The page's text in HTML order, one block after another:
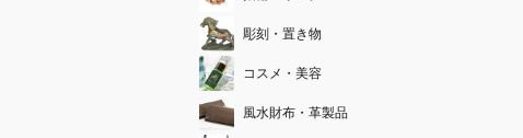
彫刻・置き物
コスメ・美容
風水財布・革製品